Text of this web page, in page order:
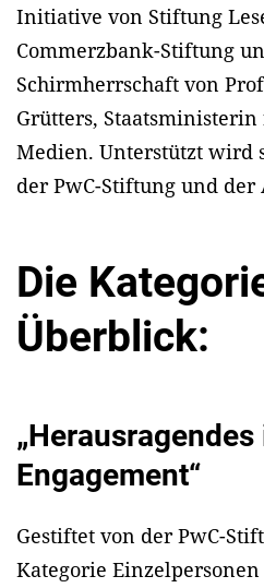
Initiative von Stiftung
Commerzbank-Stiftung
Schirmherrschaft von
Grütters,
Medien. Unterstützt wird
der PwC-Stiftung und
Die
Überblick:
Engagement“
Gestiftet von der PwC-
Kategorie